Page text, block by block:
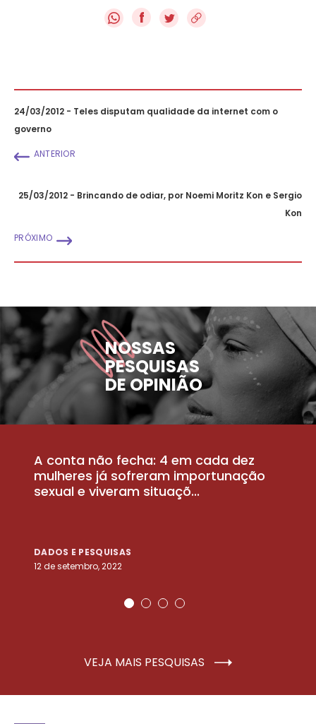
f
24/03/2012 - Teles disputam qualidade da internet com o
governo
ANTERIOR
25/03/2012 - Brincando de odiar, por Noemi Moritz Kon e Sergio
Kon
PRÓXIMO
NOSSAS
PESQUISAS
DE OPINIÃO
A conta não fecha: 4 em cada dez
mulheres já sofreram importunação
sexual e viveram situaçõ...
DADOS E PESQUISAS
12 de setembro, 2022
VEJA MAIS PESQUISAS